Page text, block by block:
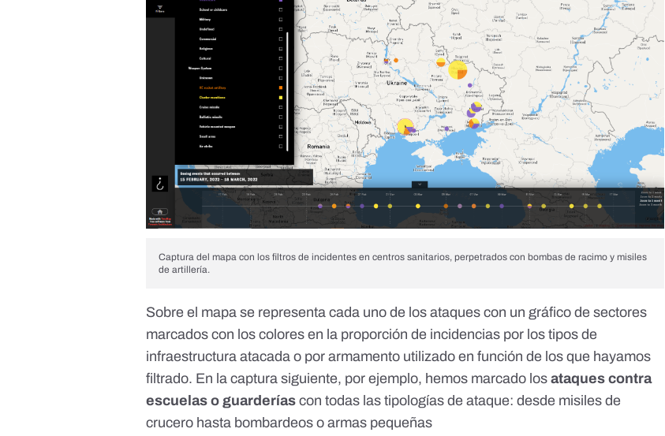
Captura del mapa con los filtros de incidentes en centros sanitarios, perpetrados con bombas de racimo y misiles
de artillería.
Sobre el mapa se representa cada uno de los ataques con un gráfico de sectores
marcados con los colores en la proporción de incidencias por los tipos de
infraestructura atacada o por armamento utilizado en función de los que hayamos
filtrado. En la captura siguiente, por ejemplo, hemos marcado losataques contra
escuelas o guarderías con todas las tipologías de ataque: desde misiles de
crucero hasta bombardeos o armas pequeñas